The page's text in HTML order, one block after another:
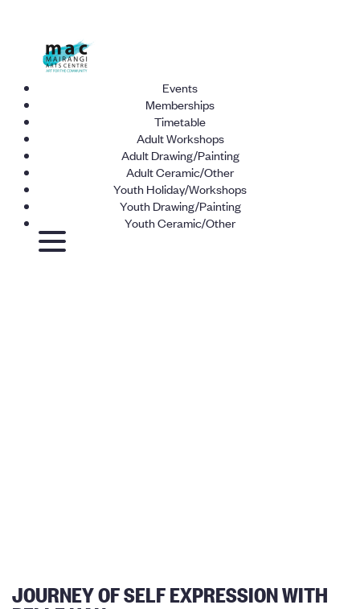
Events
Memberships
Timetable
Adult Workshops
Adult Drawing/Painting
Adult Ceramic/Other
Youth Holiday/Workshops
Youth Drawing/Painting
Youth Ceramic/Other
JOURNEY OF SELF EXPRESSION WITH